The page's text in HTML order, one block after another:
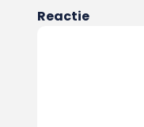
Reactie